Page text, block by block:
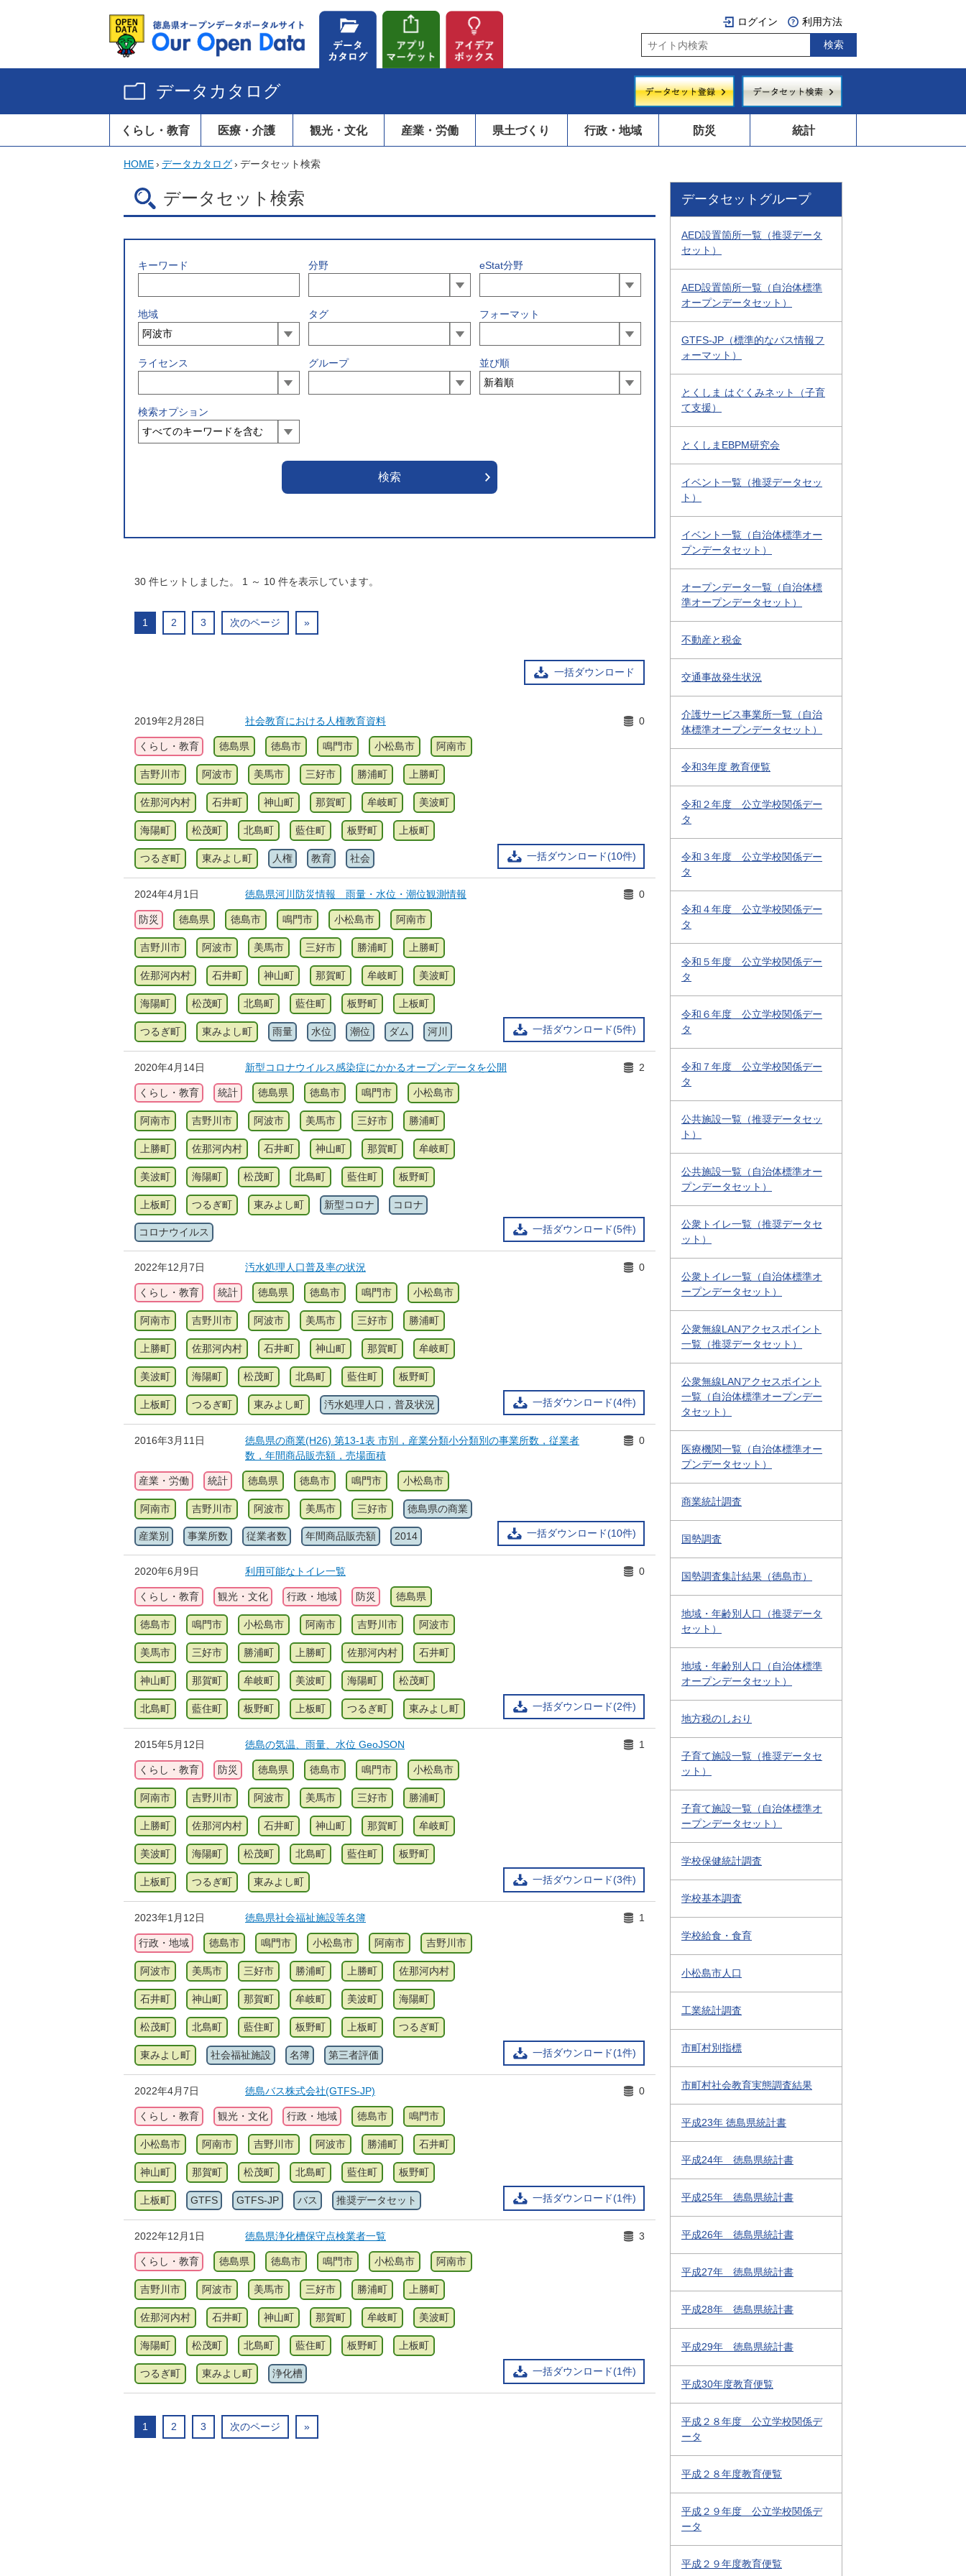
ログイン 利用方法
データカタログ
くらし・教育 医療・介護 観光・文化 産業・労働 県土づくり 行政・地域 防災 統計
HOME› データカタログ› データセット検索
データセット検索
キーワード 分野 eStat分野
地域 タグ フォーマット
ライセンス グループ 並び順
検索オプション
30 件ヒットしました。 1 ～ 10 件を表示しています。
1 2 3 次のページ »
一括ダウンロード
2019年2月28日 社会教育における人権教育資料
一括ダウンロード(10件)
0
くらし・教育 徳島県 徳島市 鳴門市 小松島市 阿南市
吉野川市 阿波市 美馬市 三好市 勝浦町 上勝町
佐那河内村 石井町 神山町 那賀町 牟岐町 美波町
海陽町 松茂町 北島町 藍住町 板野町 上板町
つるぎ町 東みよし町 人権 教育 社会
2024年4月1日 徳島県河川防災情報 雨量・水位・潮位観測情報
一括ダウンロード(5件)
0
防災 徳島県 徳島市 鳴門市 小松島市 阿南市
吉野川市 阿波市 美馬市 三好市 勝浦町 上勝町
佐那河内村 石井町 神山町 那賀町 牟岐町 美波町
海陽町 松茂町 北島町 藍住町 板野町 上板町
つるぎ町 東みよし町 雨量 水位 潮位 ダム 河川
2020年4月14日 新型コロナウイルス感染症にかかるオープンデータを公開
一括ダウンロード(5件)
2
くらし・教育 統計 徳島県 徳島市 鳴門市 小松島市
阿南市 吉野川市 阿波市 美馬市 三好市 勝浦町
上勝町 佐那河内村 石井町 神山町 那賀町 牟岐町
美波町 海陽町 松茂町 北島町 藍住町 板野町
上板町 つるぎ町 東みよし町 新型コロナ コロナ
コロナウイルス
2022年12月7日 汚水処理人口普及率の状況
一括ダウンロード(4件)
0
くらし・教育 統計 徳島県 徳島市 鳴門市 小松島市
阿南市 吉野川市 阿波市 美馬市 三好市 勝浦町
上勝町 佐那河内村 石井町 神山町 那賀町 牟岐町
美波町 海陽町 松茂町 北島町 藍住町 板野町
上板町 つるぎ町 東みよし町 汚水処理人口，普及状況
2016年3月11日
徳島県の商業(H26) 第13-1表 市別，産業分類小分類別の事業所数，従業者
数，年間商品販売額，売場面積
一括ダウンロード(10件)
0
産業・労働 統計 徳島県 徳島市 鳴門市 小松島市
阿南市 吉野川市 阿波市 美馬市 三好市 徳島県の商業
産業別 事業所数 従業者数 年間商品販売額 2014
2020年6月9日 利用可能なトイレ一覧
一括ダウンロード(2件)
0
くらし・教育 観光・文化 行政・地域 防災 徳島県
徳島市 鳴門市 小松島市 阿南市 吉野川市 阿波市
美馬市 三好市 勝浦町 上勝町 佐那河内村 石井町
神山町 那賀町 牟岐町 美波町 海陽町 松茂町
北島町 藍住町 板野町 上板町 つるぎ町 東みよし町
2015年5月12日 徳島の気温、雨量、水位 GeoJSON
一括ダウンロード(3件)
1
くらし・教育 防災 徳島県 徳島市 鳴門市 小松島市
阿南市 吉野川市 阿波市 美馬市 三好市 勝浦町
上勝町 佐那河内村 石井町 神山町 那賀町 牟岐町
美波町 海陽町 松茂町 北島町 藍住町 板野町
上板町 つるぎ町 東みよし町
2023年1月12日 徳島県社会福祉施設等名簿
一括ダウンロード(1件)
1
行政・地域 徳島市 鳴門市 小松島市 阿南市 吉野川市
阿波市 美馬市 三好市 勝浦町 上勝町 佐那河内村
石井町 神山町 那賀町 牟岐町 美波町 海陽町
松茂町 北島町 藍住町 板野町 上板町 つるぎ町
東みよし町 社会福祉施設 名簿 第三者評価
2022年4月7日 徳島バス株式会社(GTFS-JP)
一括ダウンロード(1件)
0
くらし・教育 観光・文化 行政・地域 徳島市 鳴門市
小松島市 阿南市 吉野川市 阿波市 勝浦町 石井町
神山町 那賀町 松茂町 北島町 藍住町 板野町
上板町 GTFS GTFS-JP バス 推奨データセット
2022年12月1日 徳島県浄化槽保守点検業者一覧
一括ダウンロード(1件)
3
くらし・教育 徳島県 徳島市 鳴門市 小松島市 阿南市
吉野川市 阿波市 美馬市 三好市 勝浦町 上勝町
佐那河内村 石井町 神山町 那賀町 牟岐町 美波町
海陽町 松茂町 北島町 藍住町 板野町 上板町
つるぎ町 東みよし町 浄化槽
1 2 3 次のページ »
データセットグループ
AED設置箇所一覧（推奨データ
セット）
AED設置箇所一覧（自治体標準
オープンデータセット）
GTFS-JP（標準的なバス情報フ
ォーマット）
とくしま はぐくみネット（子育
て支援）
とくしまEBPM研究会
イベント一覧（推奨データセッ
ト）
イベント一覧（自治体標準オー
プンデータセット）
オープンデータ一覧（自治体標
準オープンデータセット）
不動産と税金
交通事故発生状況
介護サービス事業所一覧（自治
体標準オープンデータセット）
令和3年度 教育便覧
令和２年度 公立学校関係デー
タ
令和３年度 公立学校関係デー
タ
令和４年度 公立学校関係デー
タ
令和５年度 公立学校関係デー
タ
令和６年度 公立学校関係デー
タ
令和７年度 公立学校関係デー
タ
公共施設一覧（推奨データセッ
ト）
公共施設一覧（自治体標準オー
プンデータセット）
公衆トイレ一覧（推奨データセ
ット）
公衆トイレ一覧（自治体標準オ
ープンデータセット）
公衆無線LANアクセスポイント
一覧（推奨データセット）
公衆無線LANアクセスポイント
一覧（自治体標準オープンデー
タセット）
医療機関一覧（自治体標準オー
プンデータセット）
商業統計調査
国勢調査
国勢調査集計結果（徳島市）
地域・年齢別人口（推奨データ
セット）
地域・年齢別人口（自治体標準
オープンデータセット）
地方税のしおり
子育て施設一覧（推奨データセ
ット）
子育て施設一覧（自治体標準オ
ープンデータセット）
学校保健統計調査
学校基本調査
学校給食・食育
小松島市人口
工業統計調査
市町村別指標
市町村社会教育実態調査結果
平成23年 徳島県統計書
平成24年 徳島県統計書
平成25年 徳島県統計書
平成26年 徳島県統計書
平成27年 徳島県統計書
平成28年 徳島県統計書
平成29年 徳島県統計書
平成30年度教育便覧
平成２８年度 公立学校関係デ
ータ
平成２８年度教育便覧
平成２９年度 公立学校関係デ
ータ
平成２９年度教育便覧